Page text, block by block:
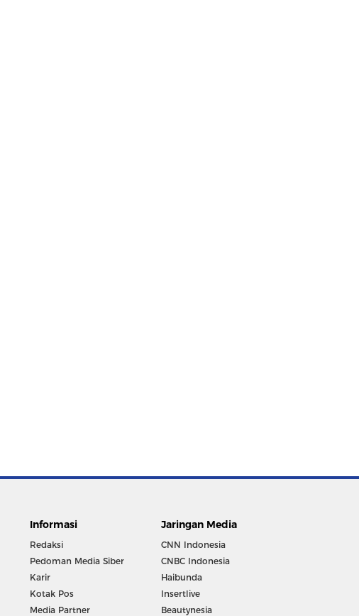
Informasi
Redaksi
Pedoman Media Siber
Karir
Kotak Pos
Media Partner
Jaringan Media
CNN Indonesia
CNBC Indonesia
Haibunda
Insertlive
Beautynesia